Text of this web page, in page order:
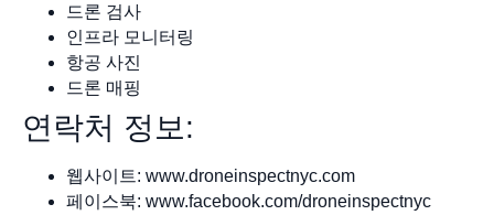
드론 검사
인프라 모니터링
항공 사진
드론 매핑
연락처 정보:
웹사이트: www.droneinspectnyc.com
페이스북: www.facebook.com/droneinspectnyc